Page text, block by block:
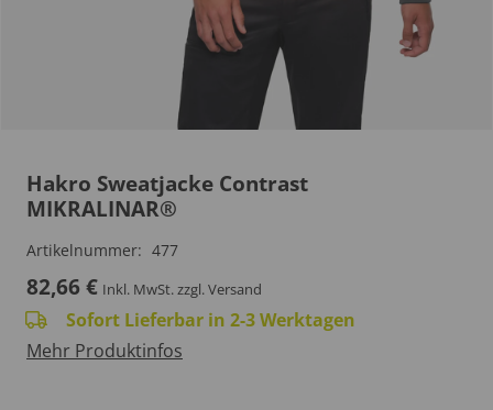
Hakro Sweatjacke Contrast
MIKRALINAR®
Artikelnummer: 477
82,66 € Inkl. MwSt.zzgl. Versand
Sofort Lieferbar in 2-3 Werktagen
Mehr Produktinfos